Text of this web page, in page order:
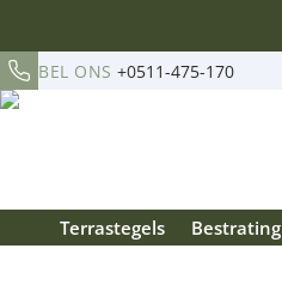
BEL ONS +0511-475-170
Terrastegels Bestrating